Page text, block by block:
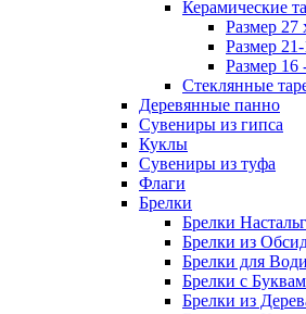
Керамические
Размер 27
Размер
Размер 16
Стеклянные
Деревянные панно
Сувениры из гипса
Куклы
Сувениры из туфа
Флаги
Брелки
Брелки
Брелки из
Брелки для
Брелки с
Брелки из